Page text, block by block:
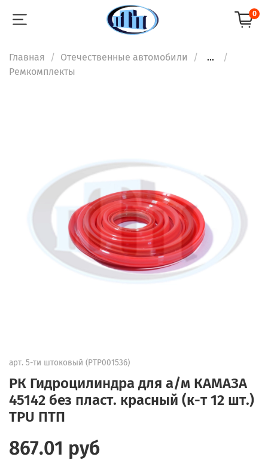
0
Главная Отечественные автомобили
...
Ремкомплекты
арт. 5-ти штоковый (PTP001536)
РК Гидроцилиндра для а/м КАМАЗА
45142 без пласт. красный (к-т 12 шт.)
TPU ПТП
867.01 руб